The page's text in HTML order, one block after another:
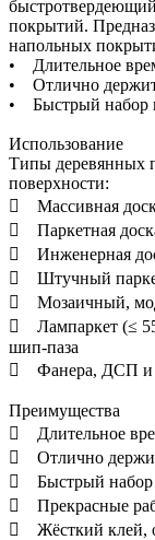
покрытий.
напольных
• Длительное
• Отлично
• Быстрый набор
Использование
Типы деревянных
поверхности:
 Массивная
 Паркетная
 Инженерная
 Штучный
 Мозаичный,
 Лампаркет (≤
шип-паза
 Фанера, ДСП
Преимущества
 Длительное
 Отлично
 Быстрый набор
 Прекрасные
 Жёсткий клей,